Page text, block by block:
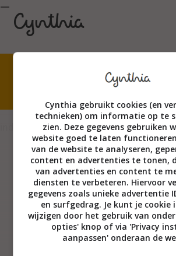
Niet creatief? Echt wel! Kom
mijn superleuke online
Cynthia gebruikt cookies (en
technieken) om informatie op te
zien. Deze gegevens gebruiken
website goed te laten
van de website te analyseren,
content en advertenties te tonen,
van advertenties en content te
diensten te verbeteren. Hiervoor
gegevens zoals unieke advertentie
en surfgedrag. Je kunt je cookie
wijzigen door het gebruik van
opties' knop of via 'Privacy
aanpassen' onderaan de